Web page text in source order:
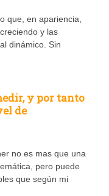
que, en apariencia,
y las
dinámico. Sin
y por tanto
de
no es mas que una
pero puede
que según mi